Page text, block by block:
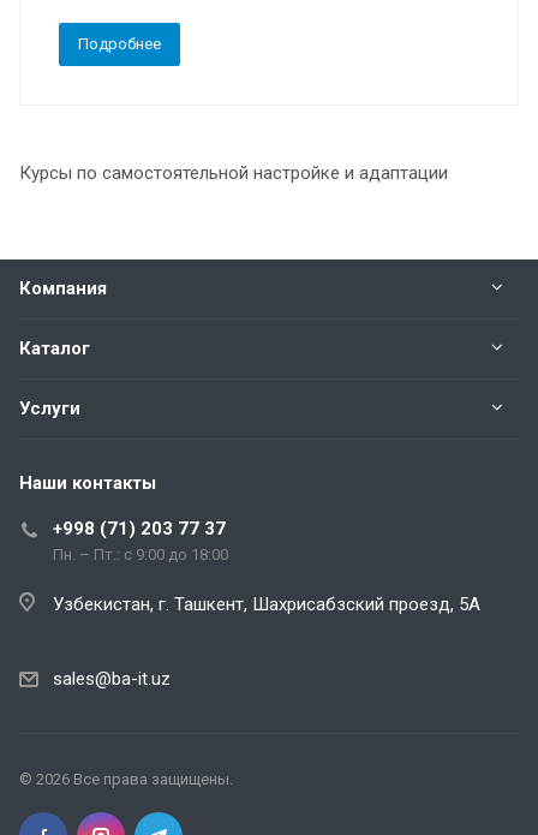
Подробнее
Курсы по самостоятельной настройке и адаптации
Компания
Каталог
Услуги
Наши контакты
+998 (71) 203 77 37
Пн. – Пт.: с 9:00 до 18:00
Узбекистан, г. Ташкент, Шахрисабзский проезд, 5А
sales@ba-it.uz
© 2026 Все права защищены.